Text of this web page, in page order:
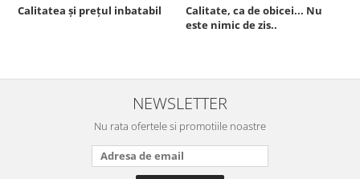
Calitatea și prețul inbatabil
Calitate, ca de obicei... Nu
este nimic de zis..
NEWSLETTER
Nu rata ofertele si promotiile noastre